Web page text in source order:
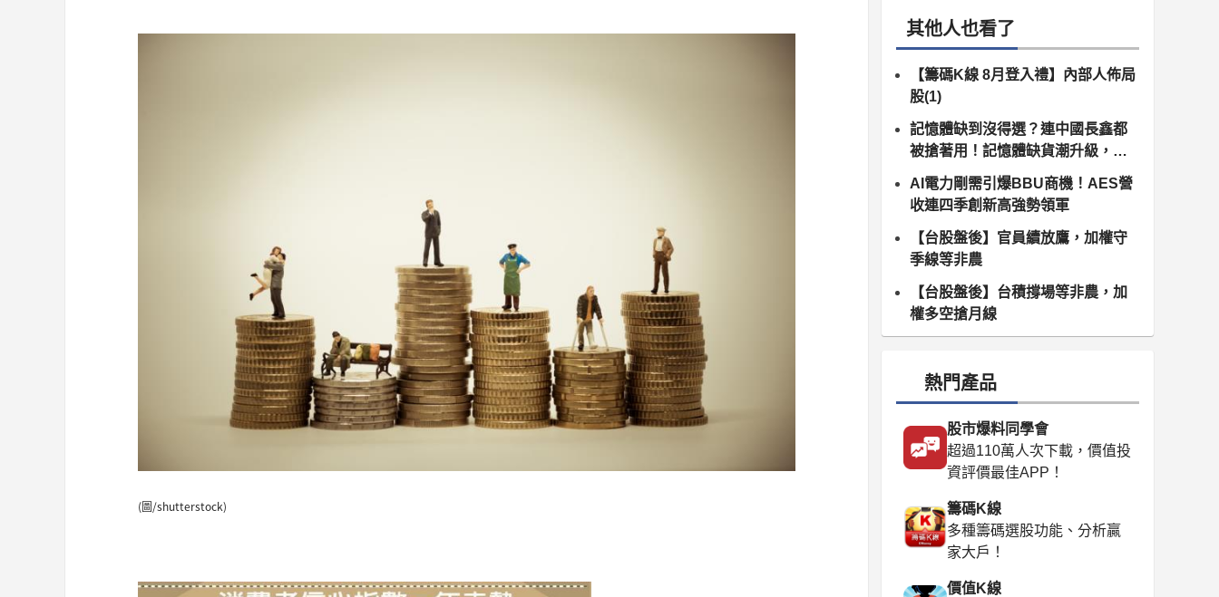
(圖/shutterstock)
其他人也看了
【籌碼K線 8月登入禮】內部人佈局
股(1)
記憶體缺到沒得選？連中國長鑫都
被搶著用！記憶體缺貨潮升級，南
亞科、群聯領軍噴發
AI電力剛需引爆BBU商機！AES營
收連四季創新高強勢領軍
【台股盤後】官員續放鷹，加權守
季線等非農
【台股盤後】台積撐場等非農，加
權多空搶月線
熱門產品
股市爆料同學會
超過110萬人次下載，價值投
資評價最佳APP！
籌碼K線
多種籌碼選股功能、分析贏
家大戶！
價值K線